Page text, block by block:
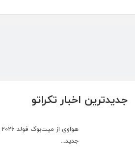
جدیدترین اخبار تکراتو
جدید...